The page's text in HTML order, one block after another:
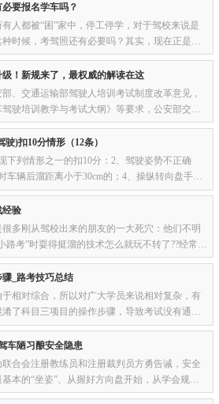
要报名学车吗？
人都被“困”家中，停工停学，对于驾校来说是
时候，考驾照还有必要吗？其实，现在正是报
。目前虽然停止了培训和考试，但是招生目前
，线上报名，一样沟通，...
！新规来了，最权威的解读在这
、交通运输部驾驶人培训考试制度改革意见，
驶培训教学与考试大纲》等要求，公安部交通
了《驾驶人考试内容与方法》（GA 1026）等行
。经公安部批准，新版标准...
)扣10分情形（12条）
下列情形之一的扣10分：2、驾驶姿势不正确
车辆后溜距离小于30cm的；4、操纵转向盘手法
起步或行驶中挂错挡，不能及时纠正的；6、起
车道、超车、停车前不使用或...
经验
多刚从驾校出来的朋友的一大死穴：他们不明
路考”时耍得挺溜的技术怎么就玩不转了??经常是
生，手忙脚乱半天车还是停得七歪八斜？下面
从“学院派”变为“实...
_路考技巧总结
相对综合，所以对广大学员来说相对复杂，有
了科目三项目的操作步骤，导致考试没有通
驶员考试网为大家总结了科目三的四项基本操
上车启动步骤、停车步骤、转...
车陋习酿安全隐患
合会注册教练员和注册裁判员方勇告诫，安全
本的“坐姿”、从握好方向盘开始，从学会规划
制速度及刹车做起。大多数车主缺乏安全驾驶